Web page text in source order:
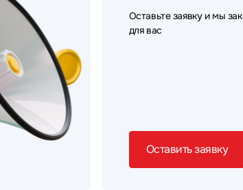
Оставьте заявку и мы
для вас
Оставить заявку